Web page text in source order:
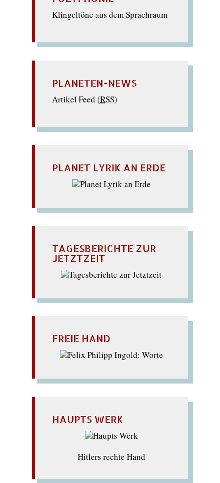
Klingeltöne aus dem Sprachraum
PLANETEN-NEWS
Artikel Feed (RSS)
PLANET LYRIK AN ERDE
TAGESBERICHTE ZUR
JETZTZEIT
FREIE HAND
HAUPTS WERK
Hitlers rechte Hand